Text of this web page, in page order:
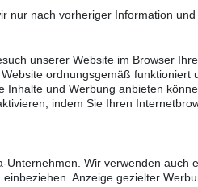
nach vorheriger Information
unserer Website im Browser
ordnungsgemäß funktioniert
und Werbung anbieten
indem Sie Ihren
Wir verwenden auch
Anzeige gezielter